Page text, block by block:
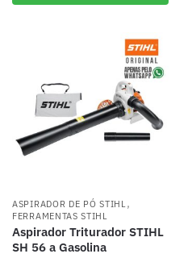
ASPIRADOR DE PÓ STIHL ,
FERRAMENTAS STIHL
Aspirador Triturador STIHL
SH 56 a Gasolina